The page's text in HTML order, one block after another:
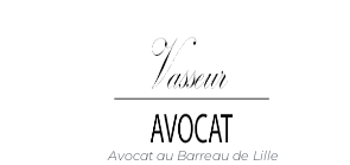
Avocat au Barreau de Lille